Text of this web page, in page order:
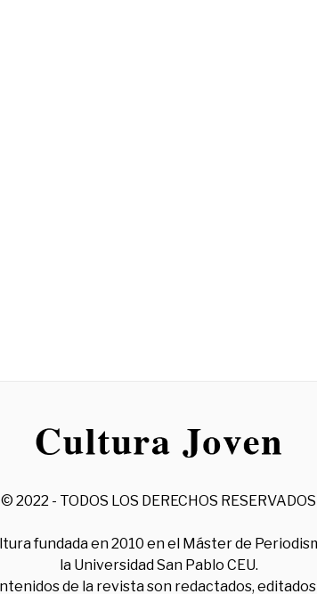
© 2022 - TODOS LOS DERECHOS RESERVADOS
fundada en 2010 en el Máster de
la Universidad San Pablo CEU.
de la revista son redactados,